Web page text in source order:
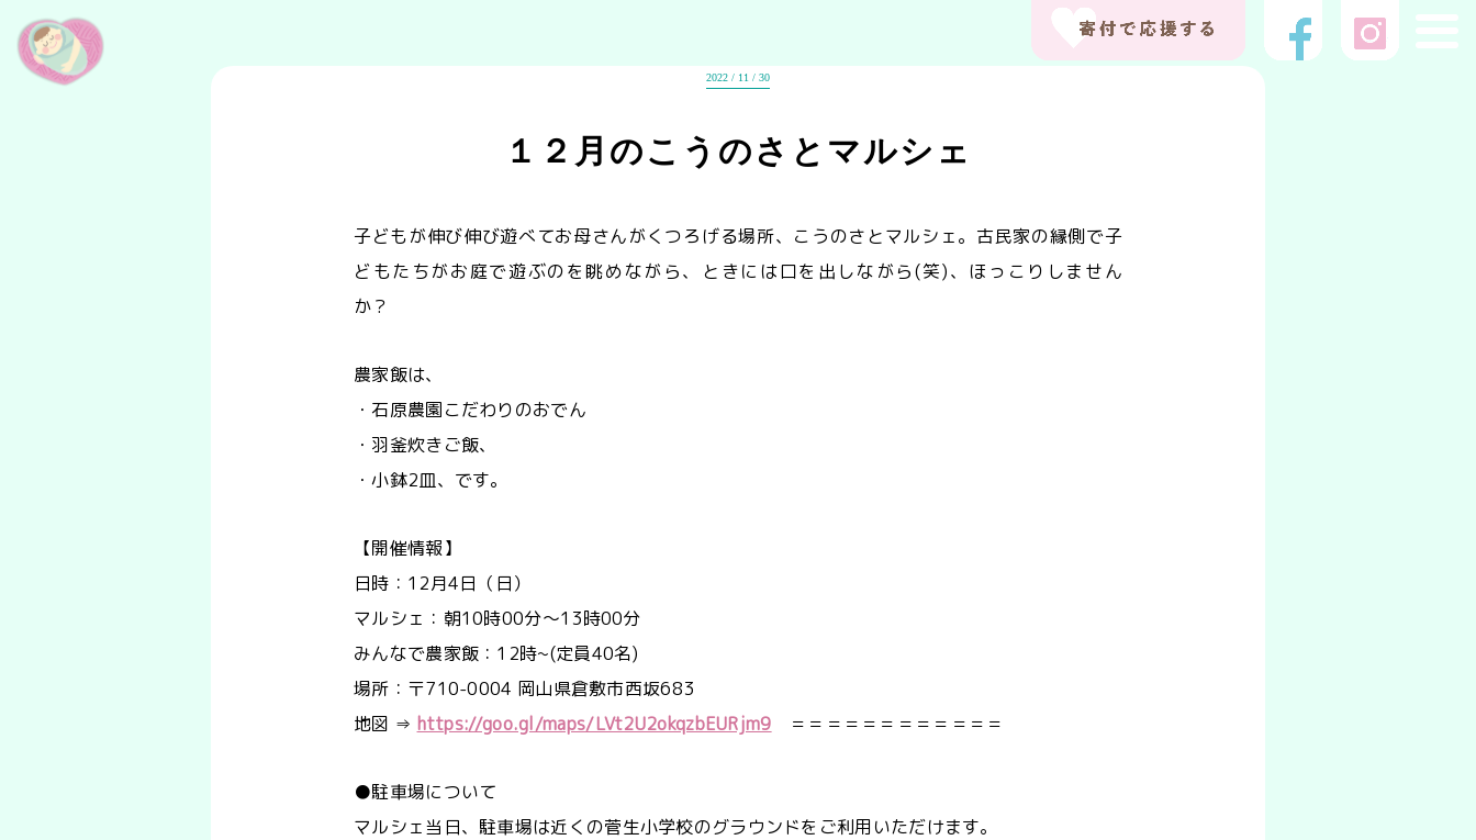
2022 / 11 / 30
１２月のこうのさとマルシェ
子どもが伸び伸び遊べてお母さんがくつろげる場所、こうのさとマルシェ。古民家の縁側で子
どもたちがお庭で遊ぶのを眺めながら、ときには口を出しながら(笑)、ほっこりしません
か？
農家飯は、
・石原農園こだわりのおでん
・羽釜炊きご飯、
・小鉢2皿、です。
【開催情報】
日時：12月4日（日）
マルシェ：朝10時00分～13時00分
みんなで農家飯：12時~(定員40名)
場所：〒710-0004 岡山県倉敷市西坂683
地図 ⇒ https://goo.gl/maps/LVt2U2okqzbEURjm9 ＝＝＝＝＝＝＝＝＝＝＝＝
●駐車場について
マルシェ当日、駐車場は近くの菅生小学校のグラウンドをご利用いただけます。